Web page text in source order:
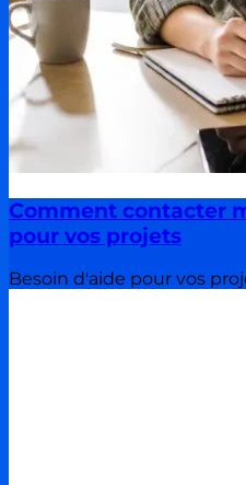
Comment contacter
pour vos projets
Besoin d'aide pour vos